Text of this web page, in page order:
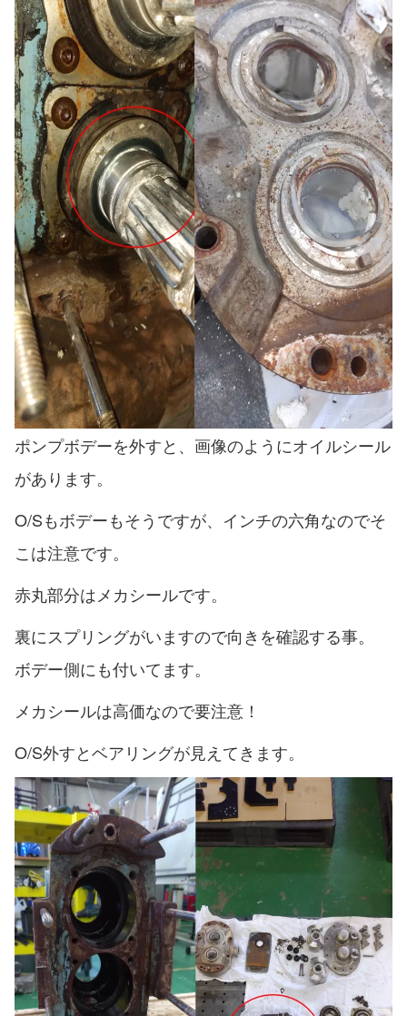
ポンプボデーを外すと、画像のようにオイルシール
があります。
O/Sもボデーもそうですが、インチの六角なのでそ
こは注意です。
赤丸部分はメカシールです。
裏にスプリングがいますので向きを確認する事。
ボデー側にも付いてます。
メカシールは高価なので要注意！
O/S外すとベアリングが見えてきます。